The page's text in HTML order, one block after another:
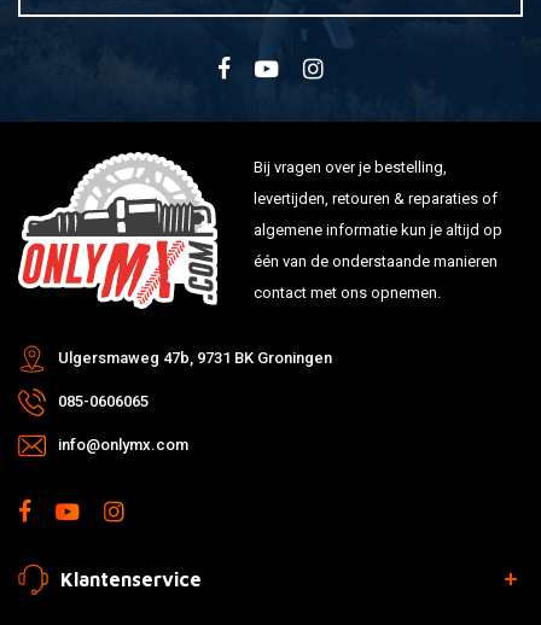
Bij vragen over je bestelling,
levertijden, retouren & reparaties of
algemene informatie kun je altijd op
één van de onderstaande manieren
contact met ons opnemen.
Ulgersmaweg 47b, 9731 BK Groningen
085-0606065
info@onlymx.com
Klantenservice